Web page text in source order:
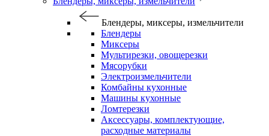
Блендеры, миксеры, измельчители
Блендеры
Миксеры
Мультирезки, овощерезки
Мясорубки
Электроизмельчители
Комбайны кухонные
Машины кухонные
Ломтерезки
Аксессуары, комплектующие,
расходные материалы